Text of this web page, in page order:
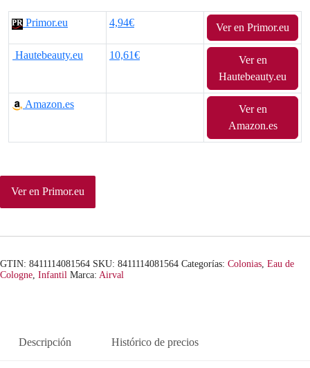
l
r
e
c
i
o
g
a
l
r
e
i
a
u
Primor.eu 4,94€ Ver en Primor.eu
Hautebeauty.eu 10,61€
Ver en
Hautebeauty.eu
Amazon.es
Ver en
Amazon.es
Ver en Primor.eu
GTIN: 8411114081564 SKU: 8411114081564 Categorías: Colonias Eau de
Cologne Infantil Marca: Airval
Descripción Histórico de precios